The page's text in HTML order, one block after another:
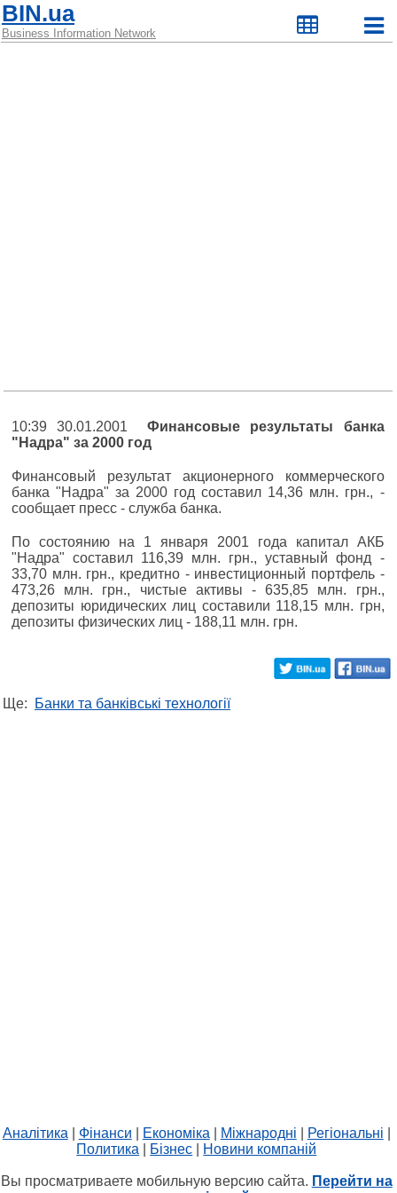
BIN.ua
Business Information Network
10:39 30.01.2001Финансовые результаты банка
"Надра" за 2000 год
Финансовый результат акционерного коммерческого
банка "Надра" за 2000 год составил 14,36 млн. грн., -
сообщает пресс - служба банка.
По состоянию на 1 января 2001 года капитал АКБ
"Надра" составил 116,39 млн. грн., уставный фонд -
33,70 млн. грн., кредитно - инвестиционный портфель -
473,26 млн. грн., чистые активы - 635,85 млн. грн.,
депозиты юридических лиц составили 118,15 млн. грн,
депозиты физических лиц - 188,11 млн. грн.
Ще: Банки та банківські технології
Аналітика Фінанси Економіка Міжнародні Регіональні
Политика
Бізнес Новини компаній
Вы просматриваете мобильную версию сайта. Перейти на